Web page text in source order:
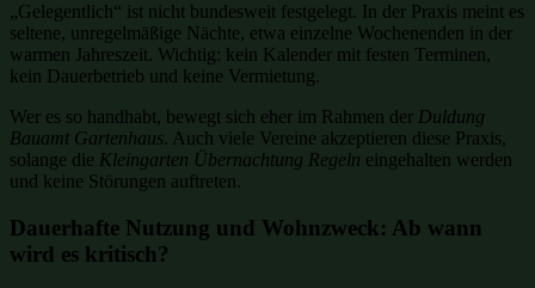
„Gelegentlich“ ist nicht bundesweit festgelegt. In der Praxis meint es
seltene, unregelmäßige Nächte, etwa einzelne Wochenenden in der
warmen Jahreszeit. Wichtig: kein Kalender mit festen Terminen,
kein Dauerbetrieb und keine Vermietung.
Wer es so handhabt, bewegt sich eher im Rahmen der Duldung
Bauamt Gartenhaus. Auch viele Vereine akzeptieren diese Praxis,
solange die Kleingarten Übernachtung Regeln eingehalten werden
und keine Störungen auftreten.
Dauerhafte Nutzung und Wohnzweck: Ab wann
wird es kritisch?